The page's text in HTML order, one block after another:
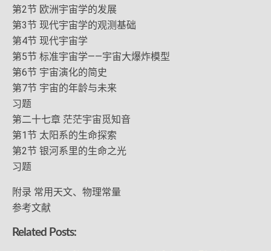
第2节 欧洲宇宙学的发展
第3节 现代宇宙学的观测基础
第4节 现代宇宙学
第5节 标准宇宙学——宇宙大爆炸模型
第6节 宇宙演化的简史
第7节 宇宙的年龄与未来
习题
第二十七章 茫茫宇宙觅知音
第1节 太阳系的生命探索
第2节 银河系里的生命之光
习题
附录 常用天文、物理常量
参考文献
Related Posts: